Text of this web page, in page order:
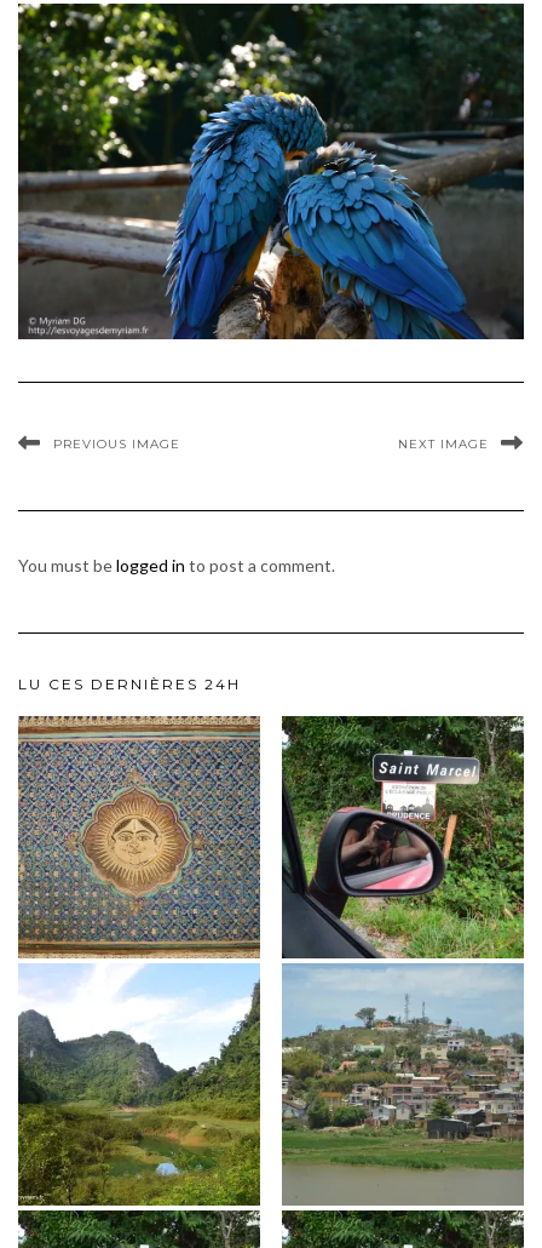
PREVIOUS IMAGE NEXT IMAGE
You must belogged in to post a comment.
LU CES DERNIÈRES 24H